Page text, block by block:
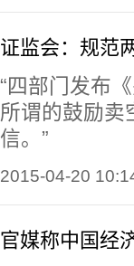
证监会：规范
“四部门发布
所谓的鼓励卖
信。”
2015-04-20
官媒称中国经